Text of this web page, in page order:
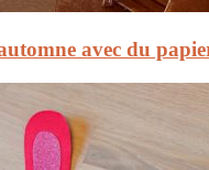
avec du